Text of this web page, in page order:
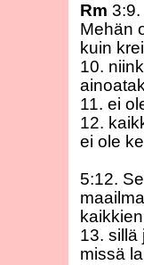
Rm
Mehän
kuin
10.
11. ei
12.
ei ole
5:12.
13. sillä
missä